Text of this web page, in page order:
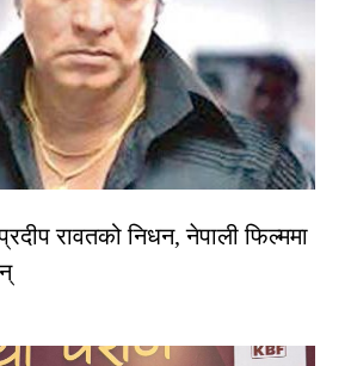
रावतको निधन, नेपाली फिल्ममा